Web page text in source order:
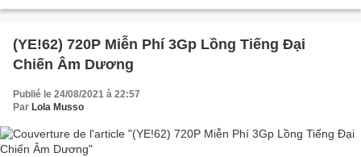
(YE!62) 720P Miễn Phí 3Gp Lồng Tiếng Đại
Chiến Âm Dương
Publié le 24/08/2021 à 22:57
Par Lola Musso